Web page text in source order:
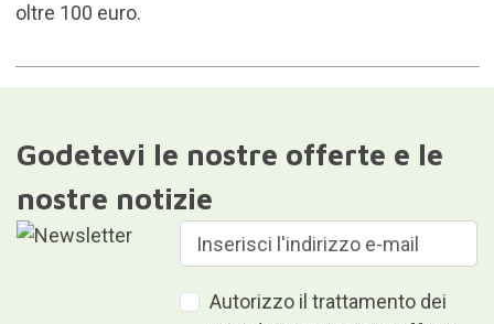
oltre 100 euro.
Godetevi le nostre offerte e le
nostre notizie
Autorizzo il trattamento dei